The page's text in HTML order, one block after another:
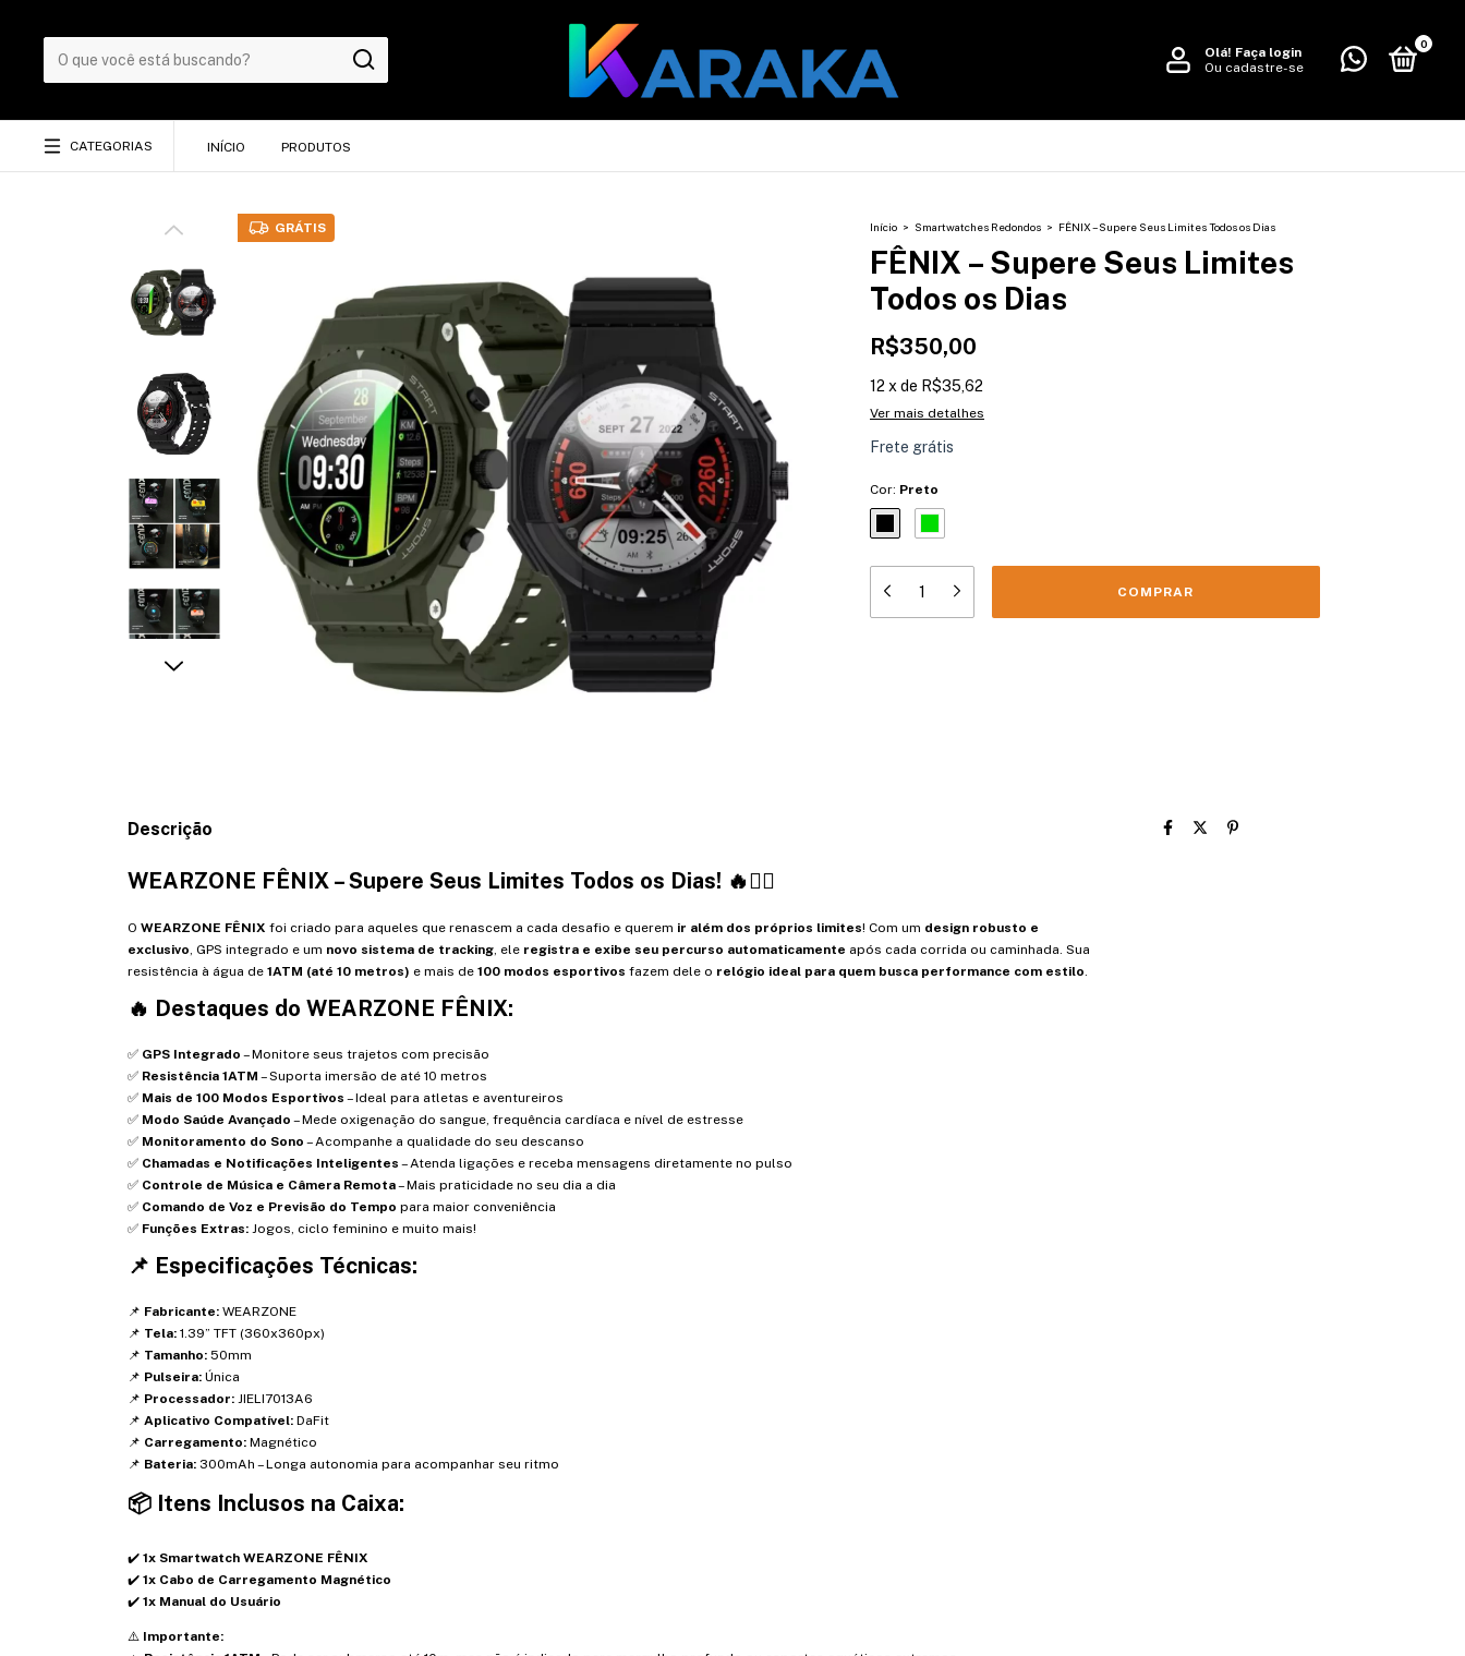
Olá! Faça login
Ou cadastre-se
0
CATEGORIAS INÍCIO PRODUTOS
GRÁTIS Início > Smartwatches Redondos > FÊNIX – Supere Seus Limites Todos os Dias
FÊNIX – Supere Seus Limites
Todos os Dias
R$350,00
12 x de R$35,62
Ver mais detalhes
Frete grátis
Cor: Preto
Descrição
WEARZONE FÊNIX – Supere Seus Limites Todos os Dias! 🔥🏃‍♂️
O WEARZONE FÊNIX foi criado para aqueles que renascem a cada desafio e querem ir além dos próprios limites! Com um design robusto e
exclusivo, GPS integrado e um novo sistema de tracking, ele registra e exibe seu percurso automaticamente após cada corrida ou caminhada. Sua
resistência à água de 1ATM (até 10 metros) e mais de 100 modos esportivos fazem dele o relógio ideal para quem busca performance com estilo.
🔥 Destaques do WEARZONE FÊNIX:
✅ GPS Integrado – Monitore seus trajetos com precisão
✅ Resistência 1ATM – Suporta imersão de até 10 metros
✅ Mais de 100 Modos Esportivos – Ideal para atletas e aventureiros
✅ Modo Saúde Avançado – Mede oxigenação do sangue, frequência cardíaca e nível de estresse
✅ Monitoramento do Sono – Acompanhe a qualidade do seu descanso
✅ Chamadas e Notificações Inteligentes – Atenda ligações e receba mensagens diretamente no pulso
✅ Controle de Música e Câmera Remota– Mais praticidade no seu dia a dia
✅ Comando de Voz e Previsão do Tempo para maior conveniência
✅ Funções Extras: Jogos, ciclo feminino e muito mais!
📌 Especificações Técnicas:
📌 Fabricante: WEARZONE
📌 Tela: 1.39” TFT (360x360px)
📌 Tamanho: 50mm
📌 Pulseira: Única
📌 Processador: JIELI7013A6
📌 Aplicativo Compatível: DaFit
📌 Carregamento: Magnético
📌 Bateria: 300mAh – Longa autonomia para acompanhar seu ritmo
📦 Itens Inclusos na Caixa:
✔️ 1x Smartwatch WEARZONE FÊNIX
✔️ 1x Cabo de Carregamento Magnético
✔️ 1x Manual do Usuário
⚠️ Importante: